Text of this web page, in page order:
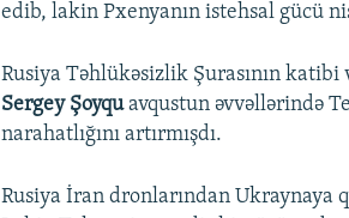
edib, lakin Pxenyanın istehsal gücü
Rusiya Təhlükəsizlik Şurasının
Sergey Şoyquavqustun əvvəllərində
narahatlığını artırmışdı.
Rusiya İran dronlarından Ukraynaya